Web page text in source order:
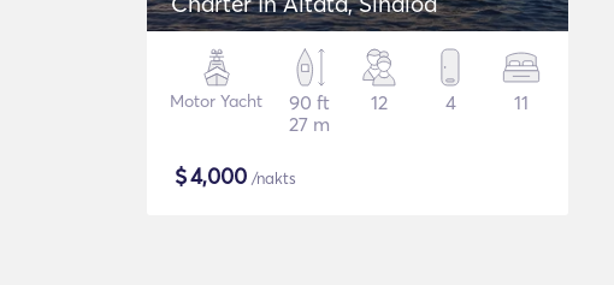
Motor Yacht
90 ft
27 m
12 4 11
$4,000 /nakts